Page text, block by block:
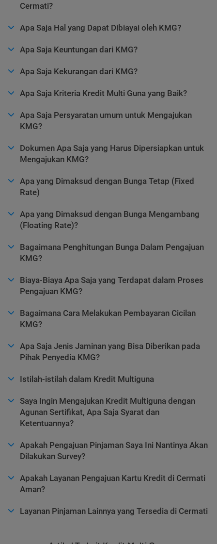
Cermati?
Apa Saja Hal yang Dapat Dibiayai oleh KMG?
Apa Saja Keuntungan dari KMG?
Apa Saja Kekurangan dari KMG?
Apa Saja Kriteria Kredit Multi Guna yang Baik?
Apa Saja Persyaratan umum untuk Mengajukan
KMG?
Dokumen Apa Saja yang Harus Dipersiapkan untuk
Mengajukan KMG?
Apa yang Dimaksud dengan Bunga Tetap (Fixed
Rate)
Apa yang Dimaksud dengan Bunga Mengambang
(Floating Rate)?
Bagaimana Penghitungan Bunga Dalam Pengajuan
KMG?
Biaya-Biaya Apa Saja yang Terdapat dalam Proses
Pengajuan KMG?
Bagaimana Cara Melakukan Pembayaran Cicilan
KMG?
Apa Saja Jenis Jaminan yang Bisa Diberikan pada
Pihak Penyedia KMG?
Istilah-istilah dalam Kredit Multiguna
Saya Ingin Mengajukan Kredit Multiguna dengan
Agunan Sertifikat, Apa Saja Syarat dan
Ketentuannya?
Apakah Pengajuan Pinjaman Saya Ini Nantinya Akan
Dilakukan Survey?
Apakah Layanan Pengajuan Kartu Kredit di Cermati
Aman?
Layanan Pinjaman Lainnya yang Tersedia di Cermati